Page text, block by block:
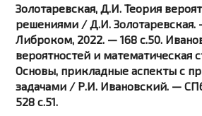
Золотаревская, Д.И. Теория
решениями / Д.И.
Либроком, 2022. — 168 c.50.
вероятностей и математическая
Основы, прикладные аспекты с
задачами / Р.И. Ивановский. —
528 c.51.